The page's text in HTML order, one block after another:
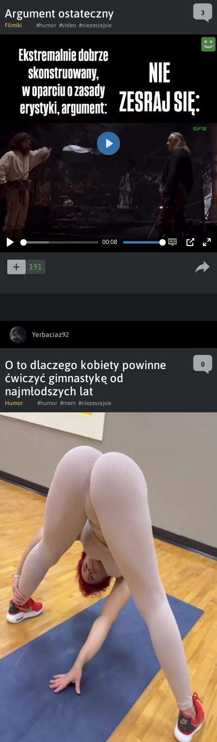
Argument ostateczny 3
Filmiki #humor #video #niezesrajsie
Play
00:08
EnablePIP
Play
191
Yerbaciaz92
O to dlaczego kobiety powinne
ćwiczyć gimnastykę od
najmłodszych lat
0
Humor #humor #mem #niezesrajsie